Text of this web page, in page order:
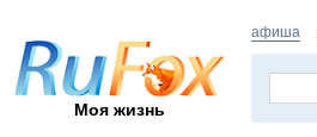
Моя жизнь
афиша